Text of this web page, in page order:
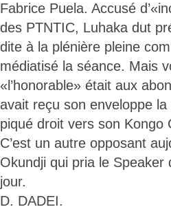
Fabrice Puela. Accusé
des PTNTIC, Luhaka dut
dite à la plénière pleine
médiatisé la séance. Mais
«l’honorable» était aux
avait reçu son enveloppe
piqué droit vers son Kongo
C’est un autre opposant
Okundji qui pria le Speaker
jour.
D. DADEI.